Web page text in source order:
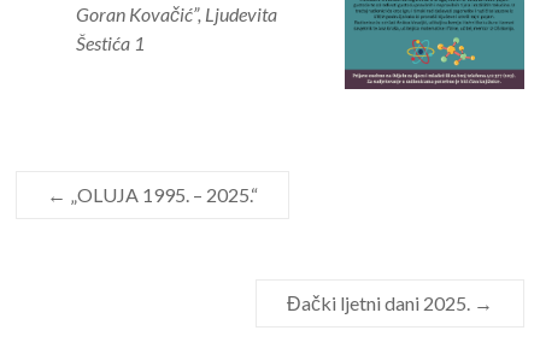
Goran Kovačić”, Ljudevita
Šestića 1
← „OLUJA 1995. – 2025.“
Đački ljetni dani 2025. →